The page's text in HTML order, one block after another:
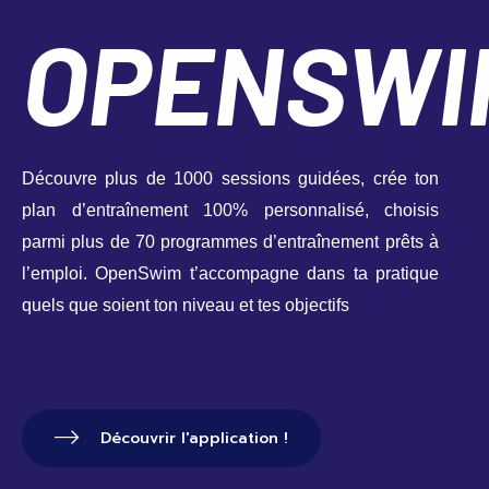
Découvre plus de 1000 sessions guidées, crée ton
plan d’entraînement 100% personnalisé, choisis
parmi plus de 70 programmes d’entraînement prêts à
l’emploi. OpenSwim t’accompagne dans ta pratique
quels que soient ton niveau et tes objectifs
Découvrir l'application !